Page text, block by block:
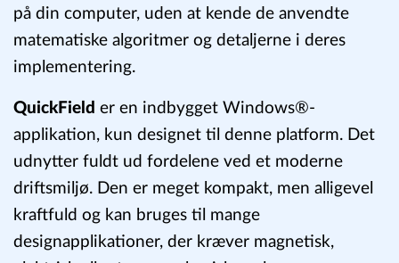
QuickFieldkræver ingen træning - du kan
begynde at bruge det, så snart det er installeret
på din computer, uden at kende de anvendte
implementering.
QuickField er en indbygget Windows®-
applikation, kun designet til denne platform. Det
udnytter fuldt ud fordelene ved et moderne
driftsmiljø. Den er meget kompakt, men alligevel